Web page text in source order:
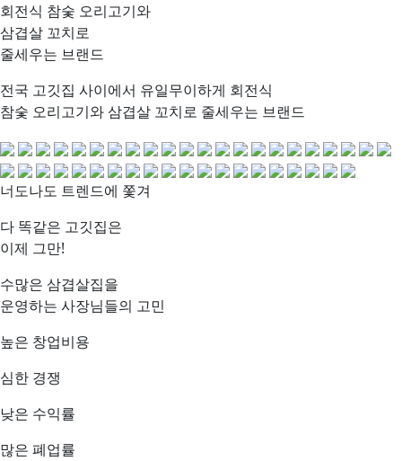
회전식 참숯 오리고기와
삼겹살 꼬치로
줄세우는 브랜드
전국 고깃집 사이에서 유일무이하게 회전식
참숯 오리고기와 삼겹살 꼬치로 줄세우는 브랜드
너도나도 트렌드에 쫓겨
다 똑같은 고깃집은
이제 그만!
수많은 삼겹살집을
운영하는 사장님들의 고민
높은 창업비용
심한 경쟁
낮은 수익률
많은 폐업률